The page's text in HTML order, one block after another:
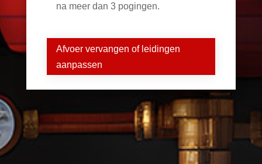
na meer dan 3 pogingen.
Afvoer vervangen of leidingen
aanpassen